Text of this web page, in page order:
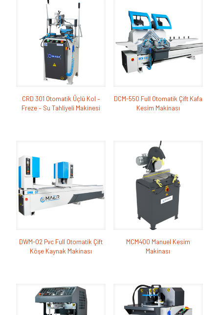
CRD 301 Otomatik Üçlü Kol –
Freze – Su Tahliyeli Makinesi
DCM-550 Full Otomatik Çift Kafa
Kesim Makinası
DWM-02 Pvc Full Otomatik Çift
Köşe Kaynak Makinası
MCM400 Manuel Kesim
Makinası